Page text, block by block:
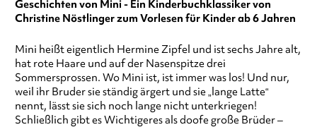
Geschichten von Mini - Ein Kinderbuchklassiker von
Christine Nöstlinger zum Vorlesen für Kinder ab 6 Jahren
Mini heißt eigentlich Hermine Zipfel und ist sechs Jahre alt,
hat rote Haare und auf der Nasenspitze drei
Sommersprossen. Wo Mini ist, ist immer was los! Und nur,
weil ihr Bruder sie ständig ärgert und sie „lange Latte“
nennt, lässt sie sich noch lange nicht unterkriegen!
Schließlich gibt es Wichtigeres als doofe große Brüder –